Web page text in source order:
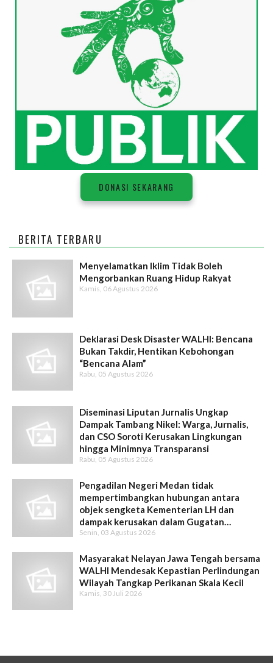
DONASI SEKARANG
BERITA TERBARU
Menyelamatkan Iklim Tidak Boleh
Mengorbankan Ruang Hidup Rakyat
Kamis, 06 Agustus 2026
Deklarasi Desk Disaster WALHI: Bencana
Bukan Takdir, Hentikan Kebohongan
“Bencana Alam”
Rabu, 05 Agustus 2026
Diseminasi Liputan Jurnalis Ungkap
Dampak Tambang Nikel: Warga, Jurnalis,
dan CSO Soroti Kerusakan Lingkungan
hingga Minimnya Transparansi
Rabu, 05 Agustus 2026
Pengadilan Negeri Medan tidak
mempertimbangkan hubungan antara
objek sengketa Kementerian LH dan
dampak kerusakan dalam Gugatan
Intervensi WALHI
Senin, 03 Agustus 2026
Masyarakat Nelayan Jawa Tengah bersama
WALHI Mendesak Kepastian Perlindungan
Wilayah Tangkap Perikanan Skala Kecil
Kamis, 30 Juli 2026